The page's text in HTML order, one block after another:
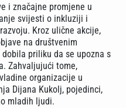
i značajne promjene u
svijesti o inkluziji i
Kroz ulične akcije,
na društvenim
priliku da se upozna s
Zahvaljujući tome,
organizacije u
Dijana Kukolj, pojedinci,
mladih ljudi.